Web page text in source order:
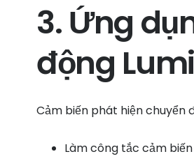
3. Ứng
động Lumi
Cảm biến phát hiện chuyển
Làm công tắc cảm